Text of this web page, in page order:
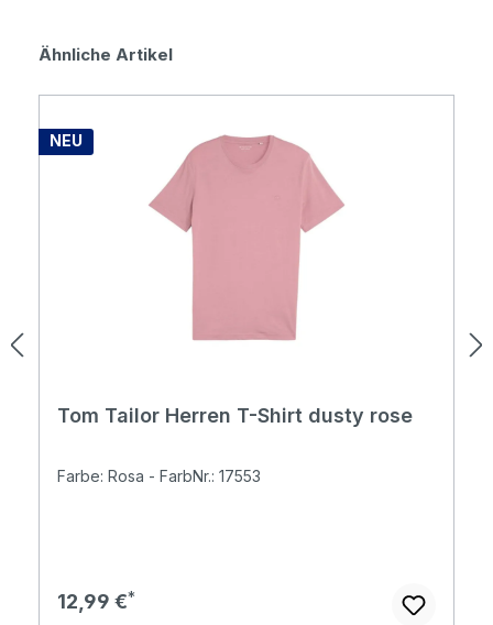
Produktgalerie überspringen
Ähnliche Artikel
NEU
Tom Tailor Herren T-Shirt dusty rose
Farbe: Rosa - FarbNr.: 17553
Regulärer Preis:
12,99 €